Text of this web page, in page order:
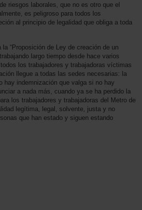
riesgos laborales, que no es otro que el
es peligroso para todos los
al principio de legalidad que obliga a toda
“Proposición de Ley de creación de un
largo tiempo desde hace varios
los trabajadores y trabajadoras víctimas
llegue a todas las sedes necesarias: la
hay indemnización que valga si no hay
a nada más, cuando ya se ha perdido la
los trabajadores y trabajadoras del Metro de
legítima, legal, solvente, justa y no
que han estado y siguen estando